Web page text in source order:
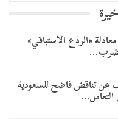
«الردع الاستباقي»
تناقض فاضح للسعودية